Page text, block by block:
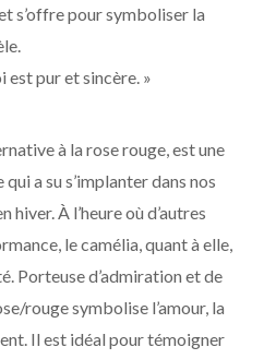
s’offre pour symboliser la
est pur et sincère. »
à la rose rouge, est une
a su s’implanter dans nos
hiver. À l’heure où d’autres
le camélia, quant à elle,
Porteuse d’admiration et de
rouge symbolise l’amour, la
Il est idéal pour témoigner